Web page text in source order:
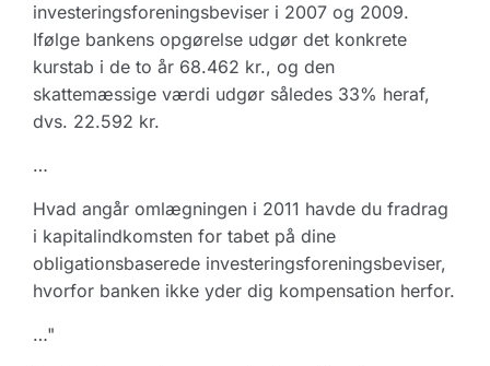
investeringsforeningsbeviser i 2007 og 2009.
Ifølge bankens opgørelse udgør det konkrete
kurstab i de to år 68.462 kr., og den
skattemæssige værdi udgør således 33% heraf,
dvs. 22.592 kr.
…
Hvad angår omlægningen i 2011 havde du fradrag
i kapitalindkomsten for tabet på dine
obligationsbaserede investeringsforeningsbeviser,
hvorfor banken ikke yder dig kompensation herfor.
…"